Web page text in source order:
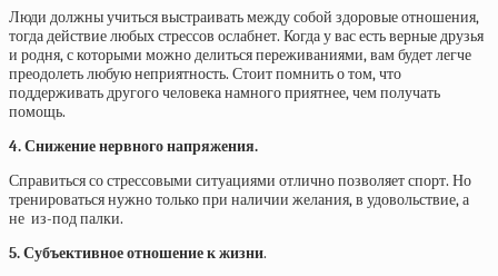
Люди должны учиться выстраивать между собой здоровые отношения,
тогда действие любых стрессов ослабнет. Когда у вас есть верные друзья
и родня, с которыми можно делиться переживаниями, вам будет легче
преодолеть любую неприятность. Стоит помнить о том, что
поддерживать другого человека намного приятнее, чем получать
помощь.
4. Снижение нервного напряжения.
Справиться со стрессовыми ситуациями отлично позволяет спорт. Но
тренироваться нужно только при наличии желания, в удовольствие, а
не из-под палки.
5. Субъективное отношение к жизни.